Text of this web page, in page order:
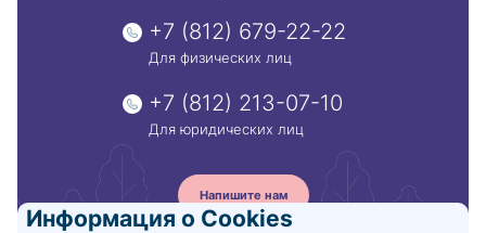
+7 (812) 679-22-22
Для физических лиц
+7 (812) 213-07-10
Для юридических лиц
Напишите нам
Информация о Cookies